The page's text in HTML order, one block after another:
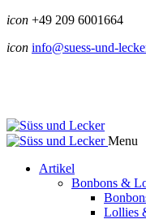
icon +49 209 6001664
icon info@suess-und-
Menu
Artikel
Bonbons &
Lollies